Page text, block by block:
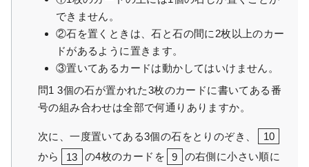
できません。
②石を置くときは、石と石の間に2枚以上のカー
ドがあるように置きます。
③置いてあるカードは動かしてはいけません。
問1 3個の石が置かれた3枚のカードに書いてある番
号の組み合わせは全部で何通りありますか。
次に、一度置いてある3個の石をとりのぞき、
10
から
13 の4枚のカードを 9
の右側に小さい順に